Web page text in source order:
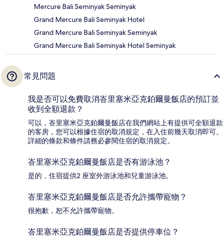
Mercure Bali Seminyak Seminyak
Grand Mercure Bali Seminyak Hotel
Grand Mercure Bali Seminyak Seminyak
Grand Mercure Bali Seminyak Hotel Seminyak
常見問題
我是否可以免費取消峇里塞米亞克鉑爾曼飯店的預訂並
收到全額退款？
可以，峇里塞米亞克鉑爾曼飯店在我們網站上有提供可全額退款
的客房，您可以根據住宿的取消規定，在入住前幾天取消即可。
詳細的條款和條件請務必參閱住宿的取消規定。
峇里塞米亞克鉑爾曼飯店是否有游泳池？
是的，住宿提供2 座室外游泳池和兒童游泳池。
峇里塞米亞克鉑爾曼飯店是否允許攜帶寵物？
很抱歉，恕不允許攜帶寵物。
峇里塞米亞克鉑爾曼飯店是否提供停車位？